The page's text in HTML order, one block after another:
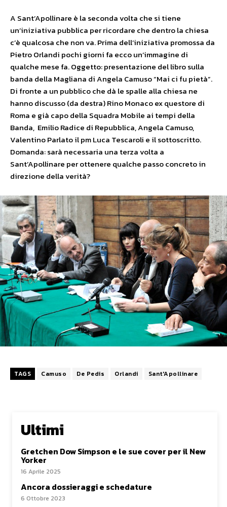
A Sant’Apollinare è la seconda volta che si tiene
un’iniziativa pubblica per ricordare che dentro la chiesa
c’è qualcosa che non va. Prima dell’iniziativa promossa da
Pietro Orlandi pochi giorni fa ecco un’immagine di
qualche mese fa. Oggetto: presentazione del libro sulla
banda della Magliana di Angela Camuso “Mai ci fu pietà”.
Di fronte a un pubblico che dà le spalle alla chiesa ne
hanno discusso (da destra) Rino Monaco ex questore di
Roma e già capo della Squadra Mobile ai tempi della
Banda, Emilio Radice di Repubblica, Angela Camuso,
Valentino Parlato il pm Luca Tescaroli e il sottoscritto.
Domanda: sarà necessaria una terza volta a
Sant’Apollinare per ottenere qualche passo concreto in
direzione della verità?
TAGS Camuso De Pedis Orlandi Sant'Apollinare
Ultimi
Gretchen Dow Simpson e le sue cover per il New
Yorker
16 Aprile 2025
Ancora dossieraggi e schedature
6 Ottobre 2023